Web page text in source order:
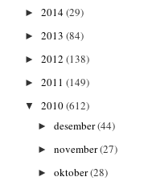
► 2014(29)
► 2013 (84)
► 2012 (138)
► 2011 (149)
▼ 2010(612)
► desember(44)
► november(27)
► oktober(28)